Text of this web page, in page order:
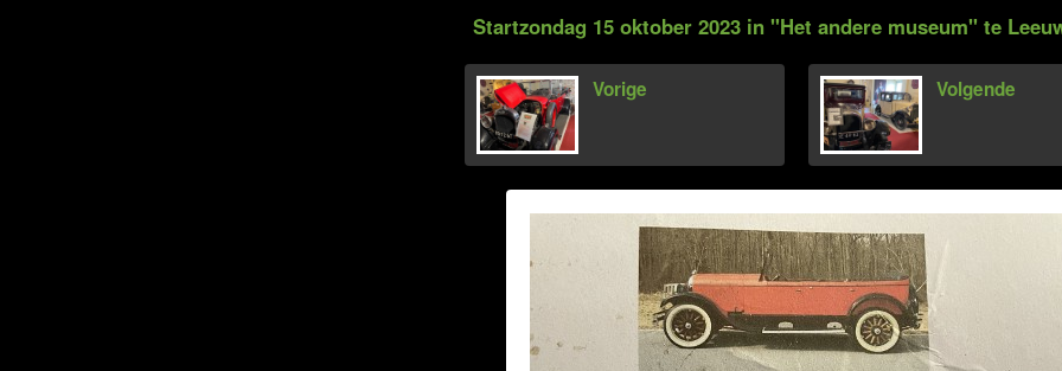
Startzondag 15 oktober 2023 in "Het andere museum" te
Vorige Volgende